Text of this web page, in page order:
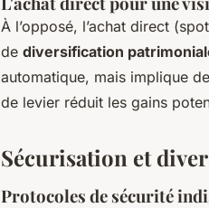
À l’opposé, l’achat direct
de diversification
automatique, mais implique
de levier réduit les gains
Sécurisation et
Protocoles de sécurité